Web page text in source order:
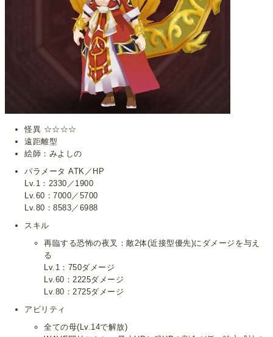
怪異 ☆☆☆☆
遠距離型
絵師：みよしの
パラメータ ATK／HP
Lv.1：2330／1900
Lv.60：7000／5700
Lv.80：8583／6988
スキル
再臨する恐怖の夜叉：敵2体(近接型優先)にダメージを与え
る
Lv.1：750ダメージ
Lv.60：2225ダメージ
Lv.80：2725ダメージ
アビリティ
全ての母(Lv.14で解放)